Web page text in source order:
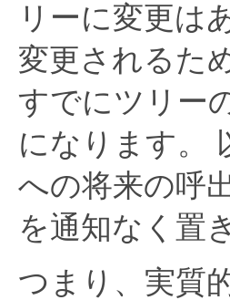
リーに変更は
変更されるた
すでにツリー
になります。
への将来の呼
を通知なく置
つまり、実質